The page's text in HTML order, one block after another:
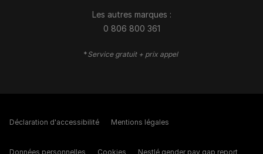
Les autres marques :​
0 806 800 361
*Service gratuit + prix appel
Déclaration d'accessibilité Mentions légales
Données personnelles Cookies Nestlé gender pay gap report